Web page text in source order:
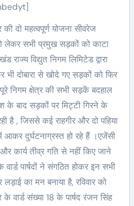
दो महत्वपूर्ण योजना सीवरेज
लेकर सभी प्रमुख सड़कों को काटा
राज्य विद्युत निगम लिमिटेड द्वारा
दोबारा से खोदे गए सड़कों को फिर
निगम क्षेत्र की सभी सड़कें बदहाल
के बाद सड़कों पर मिट्टी गिरने के
है , जिससे कई राहगीर और दो पहिया
दुर्घटनाग्रस्त हो रहे हैं ।एजेंसी
कार्य तीव्र गति से नहीं किए जाने
पार्षदों ने संगठित होकर इन सभी
का मन बनाया है, रविवार को
वार्ड संख्या 18 के पार्षद रंजन सिंह